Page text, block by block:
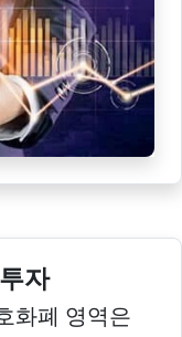
자
화폐 영역은